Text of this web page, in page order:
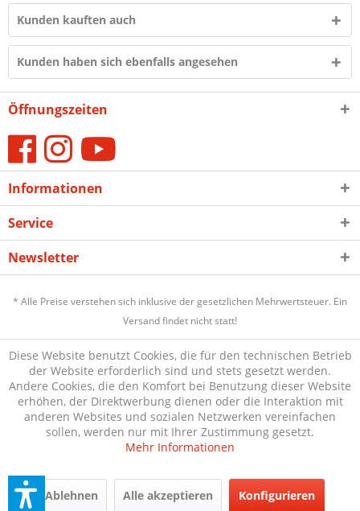
Kunden kauften auch
Kunden haben sich ebenfalls angesehen
Öffnungszeiten
Informationen
Service
Newsletter
* Alle Preise verstehen sich inklusive der gesetzlichen Mehrwertsteuer. Ein
Versand findet nicht statt!
Diese Website benutzt Cookies, die für den technischen Betrieb
der Website erforderlich sind und stets gesetzt werden.
Andere Cookies, die den Komfort bei Benutzung dieser Website
erhöhen, der Direktwerbung dienen oder die Interaktion mit
anderen Websites und sozialen Netzwerken vereinfachen
sollen, werden nur mit Ihrer Zustimmung gesetzt.
Mehr Informationen
Ablehnen Alle akzeptieren Konfigurieren